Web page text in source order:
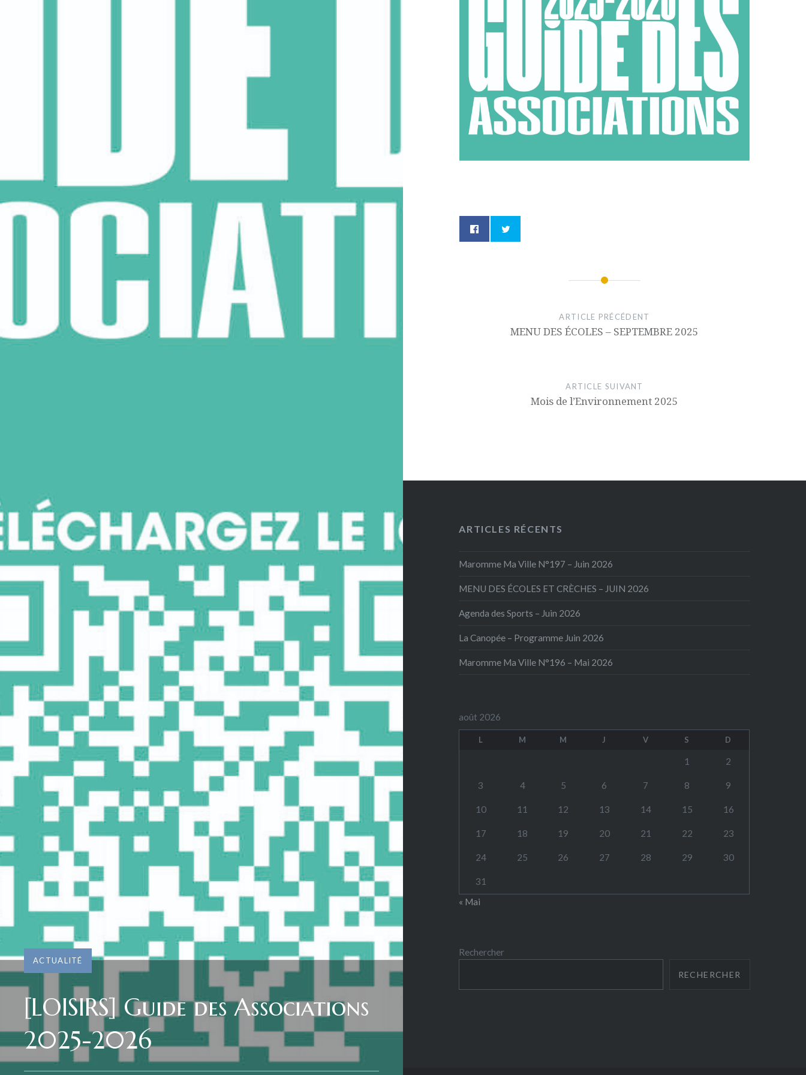
ACTUALITÉ
[LOISIRS] Guide des Associations
2025-2026
ARTICLE PRÉCÉDENT
MENU DES ÉCOLES – SEPTEMBRE 2025
ARTICLE SUIVANT
Mois de l’Environnement 2025
ARTICLES RÉCENTS
Maromme Ma Ville N°197 – Juin 2026
MENU DES ÉCOLES ET CRÈCHES – JUIN 2026
Agenda des Sports – Juin 2026
La Canopée – Programme Juin 2026
Maromme Ma Ville N°196 – Mai 2026
août 2026
L M M J V S D
1 2
3 4 5 6 7 8 9
10 11 12 13 14 15 16
17 18 19 20 21 22 23
24 25 26 27 28 29 30
31
« Mai
Rechercher
RECHERCHER